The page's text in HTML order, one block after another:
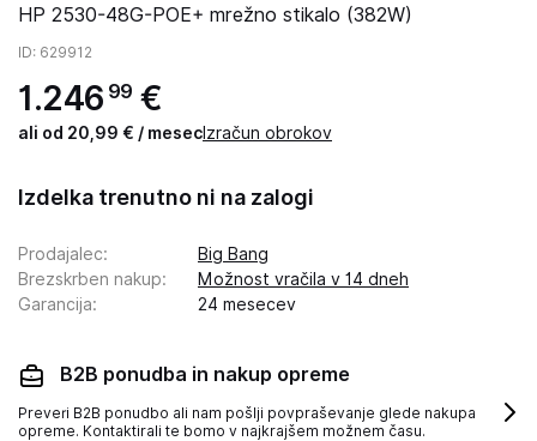
HP 2530-48G-POE+ mrežno stikalo (382W)
ID: 629912
1.246 99 €
ali od 20,99 € / mesec Izračun obrokov
Izdelka trenutno ni na zalogi
Prodajalec:
Big Bang
Brezskrben nakup:
Možnost vračila v 14 dneh
Garancija: 24 mesecev
B2B ponudba in nakup opreme
Preveri B2B ponudbo ali nam pošlji povpraševanje glede nakupa
opreme. Kontaktirali te bomo v najkrajšem možnem času.